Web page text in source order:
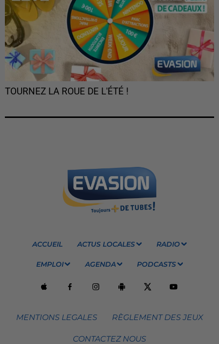
TOURNEZ LA ROUE DE L'ÉTÉ !
ACCUEIL ACTUS LOCALES RADIO
EMPLOI AGENDA PODCASTS
MENTIONS LEGALES RÈGLEMENT DES JEUX
CONTACTEZ NOUS